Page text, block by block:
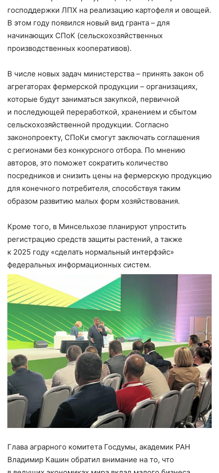
господдержки ЛПХ на реализацию картофеля и овощей.
В этом году появился новый вид гранта – ​для
начинающих СПоК (сельскохозяйственных
производственных кооперативов).
В числе новых задач министерства – ​принять закон об
агрегаторах фермерской продукции – ​организациях,
которые будут заниматься закупкой, первичной
и последующей переработкой, хранением и сбытом
сельскохозяйственной продукции. Согласно
законопроекту, СПоКи смогут заключать соглашения
с регионами без конкурсного отбора. По мнению
авторов, это поможет сократить количество
посредников и снизить цены на фермерскую продукцию
для конечного потребителя, способствуя таким
образом развитию малых форм хозяйствования.
Кроме того, в Минсельхозе планируют упростить
регистрацию средств защиты растений, а также
к 2025 году «сделать нормальный интерфэйс»
федеральных информационных систем.
Глава аграрного комитета Госдумы, академик РАН
Владимир Кашин обратил внимание на то, что